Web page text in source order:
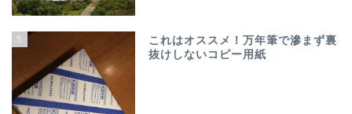
5
これはオススメ！万年筆で滲まず裏
抜けしないコピー用紙